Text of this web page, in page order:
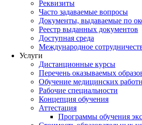
Реквизиты
Часто задаваемые вопросы
Документы, выдаваемые по
Реестр выданных документов
Доступная среда
Международное
Услуги
Дистанционные курсы
Перечень оказываемых
Обучение медицинских
Рабочие специальности
Концепция обучения
Аттестация
Программы обучения